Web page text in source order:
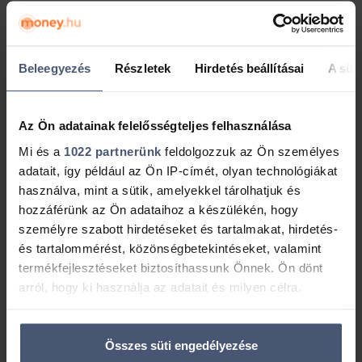
Beleegyezés Részletek Hirdetés beállításai A
Az Ön adatainak felelősségteljes felhasználása
Mi és a 1022 partnerünk feldolgozzuk az Ön személyes
adatait, így például az Ön IP-címét, olyan technológiákat
használva, mint a sütik, amelyekkel tárolhatjuk és
hozzáférünk az Ön adataihoz a készülékén, hogy
személyre szabott hirdetéseket és tartalmakat, hirdetés-
és tartalommérést, közönségbetekintéseket, valamint
termékfejlesztéseket biztosíthassunk Önnek. Ön dönt
arról, hogy ki használja az adatait és milyen célra.
Ha engedélyezi, a következőt is meg szeretnénk tenni:
Információgyűjtés az Ön földrajzi
Összes süti engedélyezése
Telefonszám
Hozzájárulok, hogy a money.hu (ingatlan.com Zrt.) a
megadott e-mail címemre közvetlen üzletszerzési
célból személyre szabott hírlevelet, üzeneteket
A lenti gomb megnyomásával elfogadom a Money